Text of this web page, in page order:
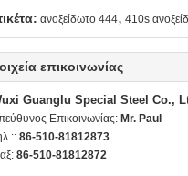
ανοξείδωτο 444, 410s
επικοινωνίας
Guanglu Special Steel Co.,
Επικοινωνίας: Mr. Paul
86-510-81812873
86-510-81812872